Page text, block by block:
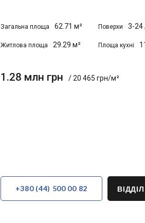
Загальна площа 62.71 м² Поверхи 3-24
Житлова площа 29.29 м² Площа кухні
1.28 млн грн / 20 465 грн/м²
+380 (44) 500 00 82